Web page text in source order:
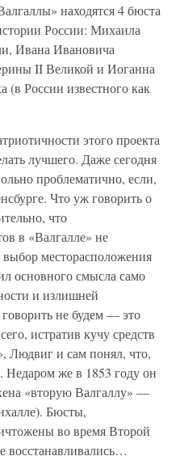
находятся 4 бюста
России: Михаила
Ивана Ивановича
II Великой и Иоганна
России известного как
этого проекта
лучшего. Даже сегодня
проблематично, если,
Что уж говорить о
что
в «Валгалле» не
месторасположения
основного смысла само
и излишней
не будем — это
истратив кучу средств
Людвиг и сам понял, что,
Недаром же в 1853 году он
«вторую Валгаллу» —
Бюсты,
во время Второй
восстанавливались…